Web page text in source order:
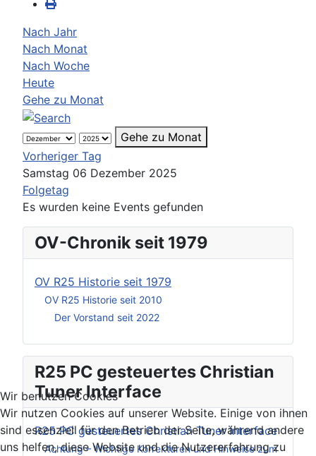
OV-Chronik seit 1979
OV R25 Historie seit 1979
OV R25 Historie seit 2010
Der Vorstand seit 2022
R25 PC gesteuertes Christian
Tuner Interface
R25 PC gesteuertes Christian Tuner Interface
Achtung – Wichtige Korrekturen und Hinweise zum
Nach Jahr
Nach Monat
Nach Woche
Heute
Gehe zu Monat
Gehe zu Monat
Vorheriger Tag
Samstag 06 Dezember 2025
Folgetag
Es wurden keine Events gefunden
Wir benutzen Cookies
Wir nutzen Cookies auf unserer Website. Einige von ihnen
sind essenziell für den Betrieb der Seite, während andere
uns helfen, diese Website und die Nutzererfahrung zu